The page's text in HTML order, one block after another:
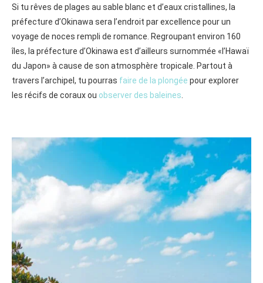
Si tu rêves de plages au sable blanc et d’eaux cristallines, la
préfecture d’Okinawa sera l’endroit par excellence pour un
voyage de noces rempli de romance. Regroupant environ 160
îles, la préfecture d’Okinawa est d’ailleurs surnommée «l’Hawaï
du Japon» à cause de son atmosphère tropicale. Partout à
travers l’archipel, tu pourras faire de la plongée pour explorer
les récifs de coraux ou observer des baleines